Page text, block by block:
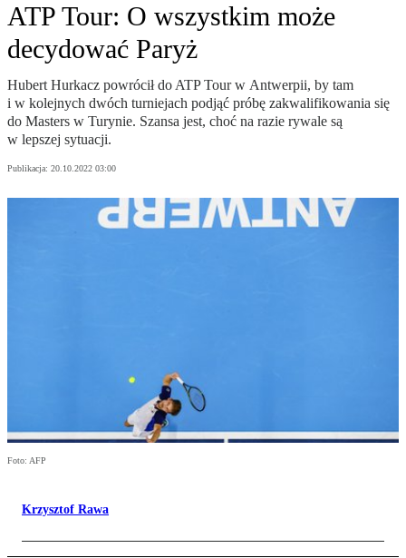
ATP Tour: O wszystkim może
decydować Paryż
Hubert Hurkacz powrócił do ATP Tour w Antwerpii, by tam
i w kolejnych dwóch turniejach podjąć próbę zakwalifikowania się
do Masters w Turynie. Szansa jest, choć na razie rywale są
w lepszej sytuacji.
Publikacja: 20.10.2022 03:00
Foto: AFP
Krzysztof Rawa